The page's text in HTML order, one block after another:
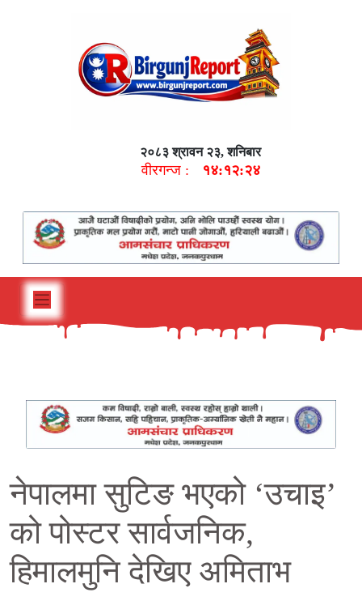
२०८३ श्रावन २३, शनिबार
वीरगन्ज : १४:१२:२५
नेपालमा सुटिङ भएको ‘उचाइ’
को पोस्टर सार्वजनिक,
हिमालमुनि देखिए अमिताभ